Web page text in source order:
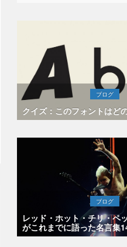
ローリング・ストーンズ
のキース・リチャーズ、
ブログ
クイズ：このフォントはど
ブログ
レッド・ホット・チリ・ペ
がこれまでに語った名言集